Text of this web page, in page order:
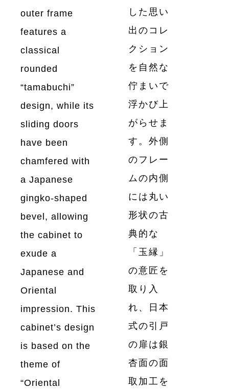
outer frame
features a
classical
rounded
“tamabuchi”
design, while its
sliding doors
have been
chamfered with
a Japanese
gingko-shaped
bevel, allowing
the cabinet to
exude a
Japanese and
Oriental
impression. This
cabinet’s design
is based on the
theme of
“Oriental
した思い
出のコレ
クション
を自然な
佇まいで
浮かび上
がらせま
す。外側
のフレー
ムの内側
には丸い
形状の古
典的な
「玉縁」
の意匠を
取り入
れ、日本
式の引戸
の扉は銀
杏面の面
取加工を